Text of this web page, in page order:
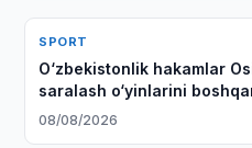
SPORT
O‘zbekistonlik hakamlar
saralash o‘yinlarini
08/08/2026